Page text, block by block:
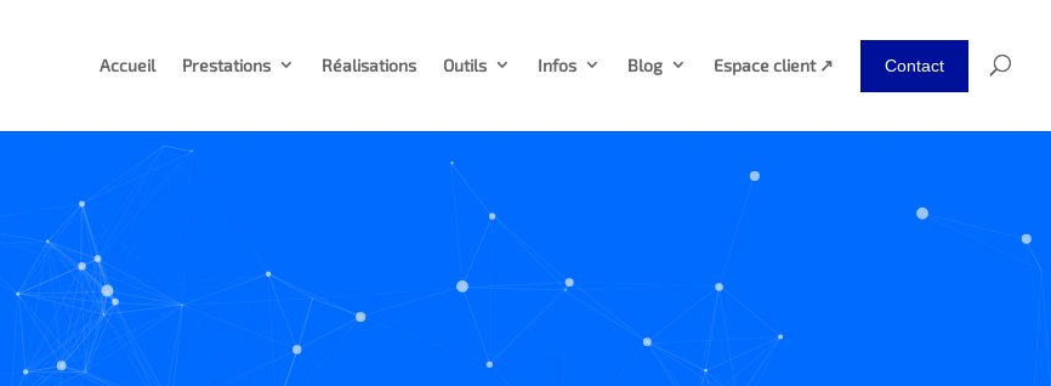
Accueil Prestations Réalisations Outils Infos Blog Espace client ↗ Contact